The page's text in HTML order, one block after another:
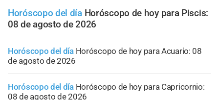
Horóscopo del día Horóscopo de hoy para Piscis:
08 de agosto de 2026
Horóscopo del día Horóscopo de hoy para Acuario: 08
de agosto de 2026
Horóscopo del día Horóscopo de hoy para Capricornio:
08 de agosto de 2026